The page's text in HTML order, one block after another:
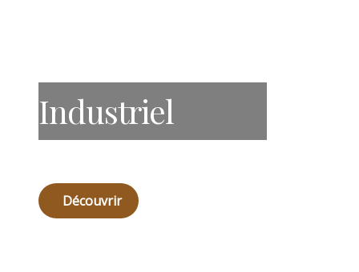
Industriel
Découvrir